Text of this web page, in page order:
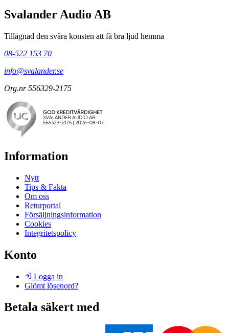
Svalander Audio AB
Tillägnad den svåra konsten att få bra ljud hemma
08-522 153 70
info@svalander.se
Org.nr 556329-2175
Information
Nytt
Tips & Fakta
Om oss
Returportal
Försäljningsinformation
Cookies
Integritetspolicy
Konto
Logga in
Glömt lösenord?
Betala säkert med